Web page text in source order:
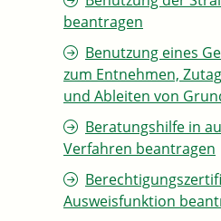
beantragen
Benutzung eines
zum Entnehmen,
und Ableiten von
Beratungshilfe in
Verfahren beantragen
Ausweisfunktion